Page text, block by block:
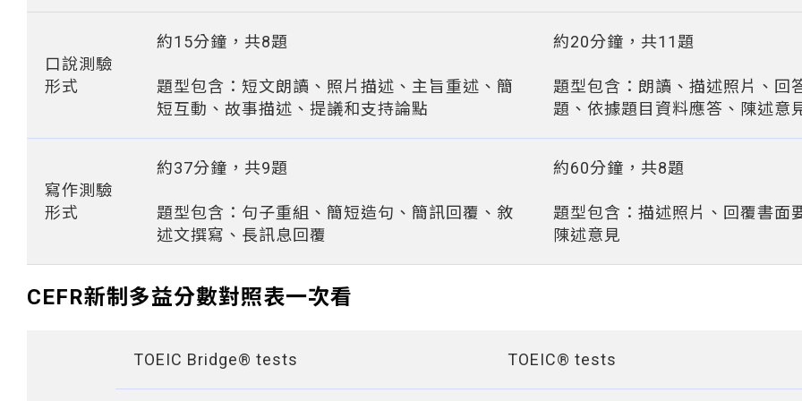
口說測驗
形式
約15分鐘，共8題
題型包含：短文朗讀、照片描述、主旨重述、簡
短互動、故事描述、提議和支持論點
約20分鐘，共11題
題型包含：朗讀、描述照片、回
題、依據題目資料應答、陳述意
寫作測驗
形式
約37分鐘，共9題
題型包含：句子重組、簡短造句、簡訊回覆、敘
述文撰寫、長訊息回覆
約60分鐘，共8題
題型包含：描述照片、回覆書面
陳述意見
CEFR新制多益分數對照表一次看
TOEIC Bridge® tests TOEIC® tests